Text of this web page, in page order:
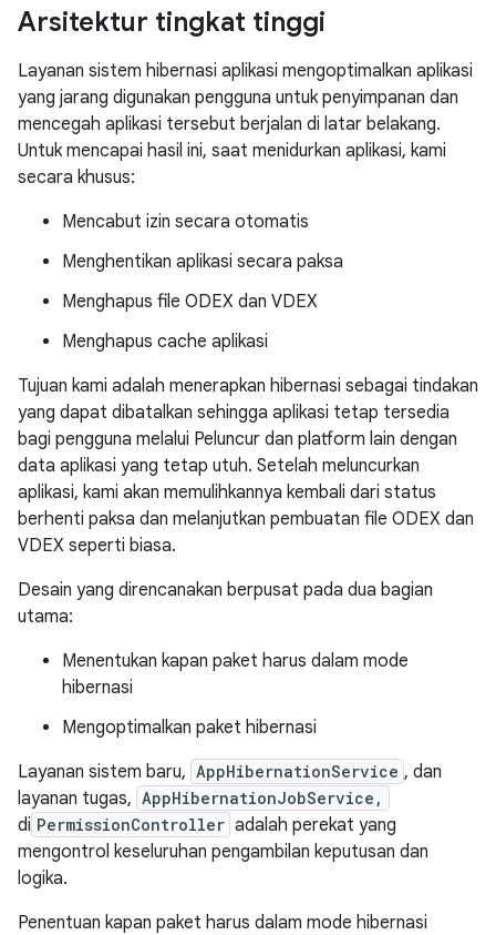
Arsitektur tingkat tinggi
Layanan sistem hibernasi aplikasi mengoptimalkan aplikasi
yang jarang digunakan pengguna untuk penyimpanan dan
mencegah aplikasi tersebut berjalan di latar belakang.
Untuk mencapai hasil ini, saat menidurkan aplikasi, kami
secara khusus:
Mencabut izin secara otomatis
Menghentikan aplikasi secara paksa
Menghapus file ODEX dan VDEX
Menghapus cache aplikasi
Tujuan kami adalah menerapkan hibernasi sebagai tindakan
yang dapat dibatalkan sehingga aplikasi tetap tersedia
bagi pengguna melalui Peluncur dan platform lain dengan
data aplikasi yang tetap utuh. Setelah meluncurkan
aplikasi, kami akan memulihkannya kembali dari status
berhenti paksa dan melanjutkan pembuatan file ODEX dan
VDEX seperti biasa.
Desain yang direncanakan berpusat pada dua bagian
utama:
Menentukan kapan paket harus dalam mode
hibernasi
Mengoptimalkan paket hibernasi
Layanan sistem baru, AppHibernationService , dan
layanan tugas, AppHibernationJobService,
di PermissionController adalah perekat yang
mengontrol keseluruhan pengambilan keputusan dan
logika.
Penentuan kapan paket harus dalam mode hibernasi